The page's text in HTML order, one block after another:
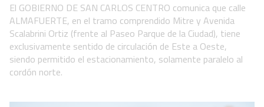
El GOBIERNO DE SAN CARLOS CENTRO comunica que calle
ALMAFUERTE, en el tramo comprendido Mitre y Avenida
Scalabrini Ortiz (frente al Paseo Parque de la Ciudad), tiene
exclusivamente sentido de circulación de Este a Oeste,
siendo permitido el estacionamiento, solamente paralelo al
cordón norte.